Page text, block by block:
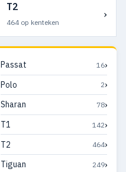
T2
464 op kenteken
›
Passat 16›
Polo 2›
Sharan 78›
T1 142›
T2 464›
Tiguan 249›